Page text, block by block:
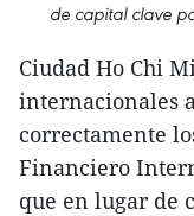
de capital clave
Ciudad Ho Chi
internacionales
correctamente
Financiero
que en lugar de